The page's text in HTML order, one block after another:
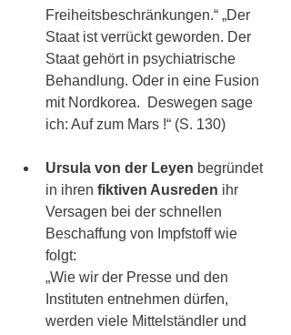
Freiheitsbeschränkungen.“ „Der
Staat ist verrückt geworden. Der
Staat gehört in psychiatrische
Behandlung. Oder in eine Fusion
mit Nordkorea.  Deswegen sage
ich: Auf zum Mars !“ (S. 130)
Ursula von der Leyen begründet
in ihren fiktiven Ausreden ihr
Versagen bei der schnellen
Beschaffung von Impfstoff wie
folgt:
„Wie wir der Presse und den
Instituten entnehmen dürfen,
werden viele Mittelständler und